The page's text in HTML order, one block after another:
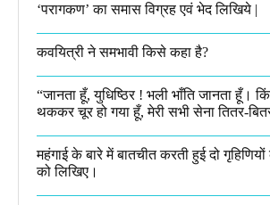
‘परागकण’ का समास विग्रह एवं भेद लिखिये |
कवयित्री ने समभावी किसे कहा है?
“जानता हूँ, युधिष्ठिर ! भली भाँति जानता हूँ।
थककर चूर हो गया हूँ, मेरी सभी सेना तितर-
महंगाई के बारे में बातचीत करती हुई दो
को लिखिए।